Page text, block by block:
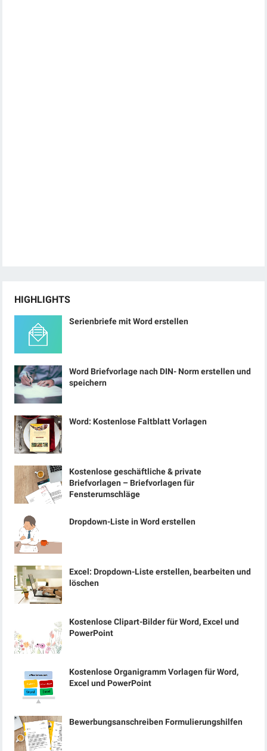
HIGHLIGHTS
Serienbriefe mit Word erstellen
Word Briefvorlage nach DIN- Norm erstellen und
speichern
Word: Kostenlose Faltblatt Vorlagen
Kostenlose geschäftliche & private
Briefvorlagen – Briefvorlagen für
Fensterumschläge
Dropdown-Liste in Word erstellen
Excel: Dropdown-Liste erstellen, bearbeiten und
löschen
Kostenlose Clipart-Bilder für Word, Excel und
PowerPoint
Kostenlose Organigramm Vorlagen für Word,
Excel und PowerPoint
Bewerbungsanschreiben Formulierungshilfen